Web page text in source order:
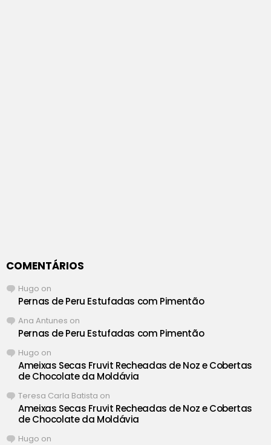
COMENTÁRIOS
Hugo on
Pernas de Peru Estufadas com Pimentão
Ana Antunes on
Pernas de Peru Estufadas com Pimentão
Hugo on
Ameixas Secas Fruvit Recheadas de Noz e Cobertas
de Chocolate da Moldávia
Teresa Carla Batista on
Ameixas Secas Fruvit Recheadas de Noz e Cobertas
de Chocolate da Moldávia
Hugo on